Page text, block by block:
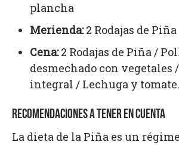
plancha
Merienda:2 Rodajas de Piña
Cena:2 Rodajas de Piña /
desmechado con vegetales
integral / Lechuga y tomate.
RECOMENDACIONES A TENER EN CUENTA
La dieta de la Piña es un